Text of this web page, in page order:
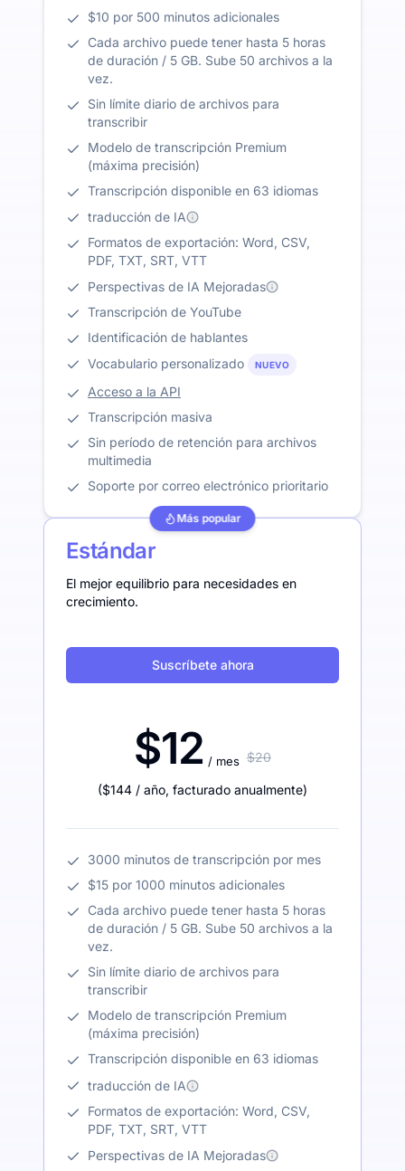
$10 por 500 minutos adicionales
Cada archivo puede tener hasta 5 horas
de duración / 5 GB. Sube 50 archivos a la
vez.
Sin límite diario de archivos para
transcribir
Modelo de transcripción Premium
(máxima precisión)
Transcripción disponible en 63 idiomas
traducción de IA
Formatos de exportación: Word, CSV,
PDF, TXT, SRT, VTT
Perspectivas de IA Mejoradas
Transcripción de YouTube
Identificación de hablantes
Vocabulario personalizado
NUEVO
Acceso a la API
Transcripción masiva
Sin período de retención para archivos
multimedia
Soporte por correo electrónico prioritario
Más popular
Estándar
El mejor equilibrio para necesidades en
crecimiento.
Suscríbete ahora
$12 / mes $20
($144 / año, facturado anualmente)
3000 minutos de transcripción por mes
$15 por 1000 minutos adicionales
Cada archivo puede tener hasta 5 horas
de duración / 5 GB. Sube 50 archivos a la
vez.
Sin límite diario de archivos para
transcribir
Modelo de transcripción Premium
(máxima precisión)
Transcripción disponible en 63 idiomas
traducción de IA
Formatos de exportación: Word, CSV,
PDF, TXT, SRT, VTT
Perspectivas de IA Mejoradas